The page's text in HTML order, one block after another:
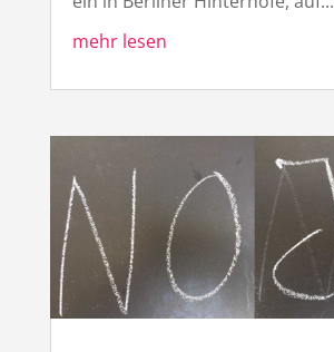
mehr lesen